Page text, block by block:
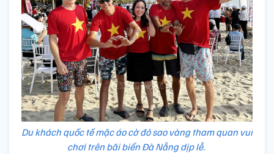
Du khách quốc tế mặc áo cờ đỏ sao vàng tham quan vui
chơi trên bãi biển Đà Nẵng dịp lễ.